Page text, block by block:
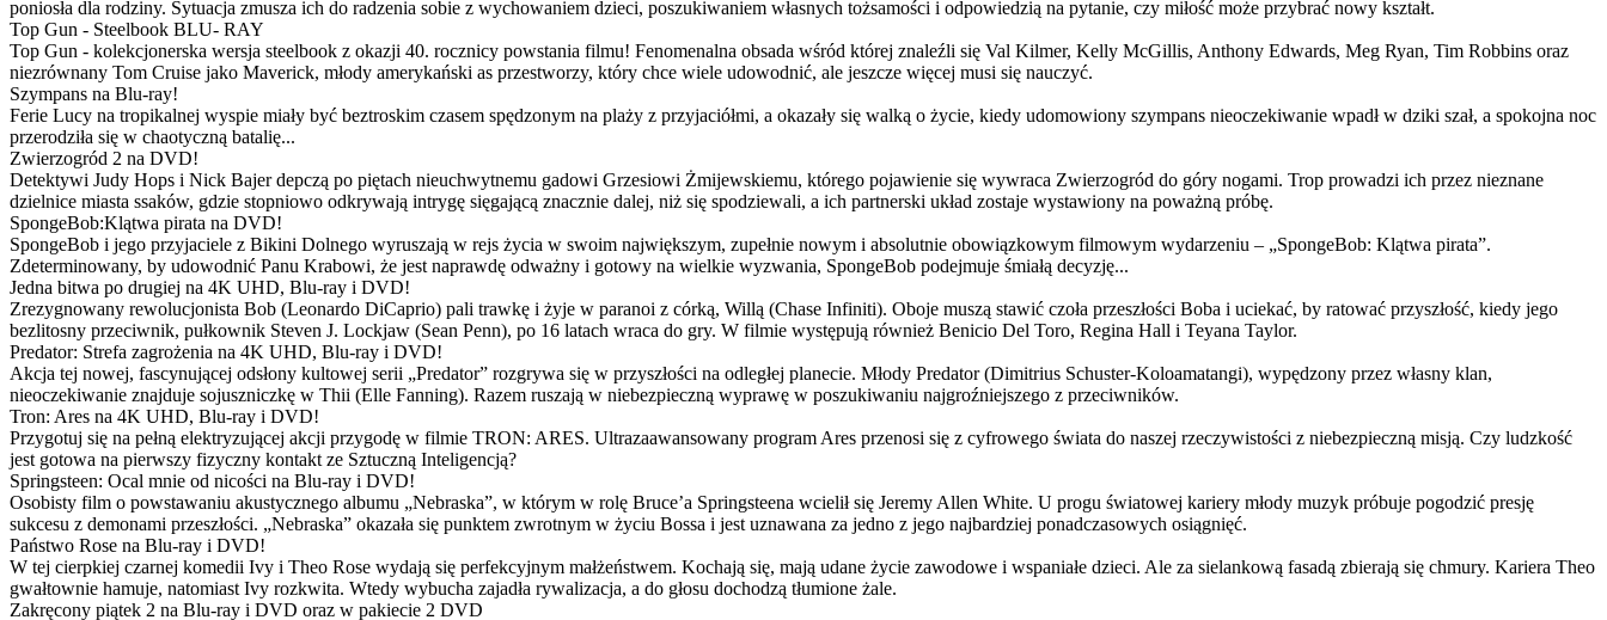
poniosła dla rodziny. Sytuacja zmusza ich do radzenia sobie z wychowaniem dzieci, poszukiwaniem własnych tożsamości i odpowiedzią na pytanie, czy miłość może przybrać nowy kształt.
Top Gun - Steelbook BLU- RAY
Top Gun - kolekcjonerska wersja steelbook z okazji 40. rocznicy powstania filmu! Fenomenalna obsada wśród której znaleźli się Val Kilmer, Kelly McGillis, Anthony Edwards, Meg Ryan, Tim Robbins oraz
niezrównany Tom Cruise jako Maverick, młody amerykański as przestworzy, który chce wiele udowodnić, ale jeszcze więcej musi się nauczyć.
Szympans na Blu-ray!
Ferie Lucy na tropikalnej wyspie miały być beztroskim czasem spędzonym na plaży z przyjaciółmi, a okazały się walką o życie, kiedy udomowiony szympans nieoczekiwanie wpadł w dziki szał, a spokojna noc
przerodziła się w chaotyczną batalię...
Zwierzogród 2 na DVD!
Detektywi Judy Hops i Nick Bajer depczą po piętach nieuchwytnemu gadowi Grzesiowi Żmijewskiemu, którego pojawienie się wywraca Zwierzogród do góry nogami. Trop prowadzi ich przez nieznane
dzielnice miasta ssaków, gdzie stopniowo odkrywają intrygę sięgającą znacznie dalej, niż się spodziewali, a ich partnerski układ zostaje wystawiony na poważną próbę.
SpongeBob:Klątwa pirata na DVD!
SpongeBob i jego przyjaciele z Bikini Dolnego wyruszają w rejs życia w swoim największym, zupełnie nowym i absolutnie obowiązkowym filmowym wydarzeniu – „SpongeBob: Klątwa pirata”.
Zdeterminowany, by udowodnić Panu Krabowi, że jest naprawdę odważny i gotowy na wielkie wyzwania, SpongeBob podejmuje śmiałą decyzję...
Jedna bitwa po drugiej na 4K UHD, Blu-ray i DVD!
Zrezygnowany rewolucjonista Bob (Leonardo DiCaprio) pali trawkę i żyje w paranoi z córką, Willą (Chase Infiniti). Oboje muszą stawić czoła przeszłości Boba i uciekać, by ratować przyszłość, kiedy jego
bezlitosny przeciwnik, pułkownik Steven J. Lockjaw (Sean Penn), po 16 latach wraca do gry. W filmie występują również Benicio Del Toro, Regina Hall i Teyana Taylor.
Predator: Strefa zagrożenia na 4K UHD, Blu-ray i DVD!
Akcja tej nowej, fascynującej odsłony kultowej serii „Predator” rozgrywa się w przyszłości na odległej planecie. Młody Predator (Dimitrius Schuster-Koloamatangi), wypędzony przez własny klan,
nieoczekiwanie znajduje sojuszniczkę w Thii (Elle Fanning). Razem ruszają w niebezpieczną wyprawę w poszukiwaniu najgroźniejszego z przeciwników.
Tron: Ares na 4K UHD, Blu-ray i DVD!
Przygotuj się na pełną elektryzującej akcji przygodę w filmie TRON: ARES. Ultrazaawansowany program Ares przenosi się z cyfrowego świata do naszej rzeczywistości z niebezpieczną misją. Czy ludzkość
jest gotowa na pierwszy fizyczny kontakt ze Sztuczną Inteligencją?
Springsteen: Ocal mnie od nicości na Blu-ray i DVD!
Osobisty film o powstawaniu akustycznego albumu „Nebraska”, w którym w rolę Bruce’a Springsteena wcielił się Jeremy Allen White. U progu światowej kariery młody muzyk próbuje pogodzić presję
sukcesu z demonami przeszłości. „Nebraska” okazała się punktem zwrotnym w życiu Bossa i jest uznawana za jedno z jego najbardziej ponadczasowych osiągnięć.
Państwo Rose na Blu-ray i DVD!
W tej cierpkiej czarnej komedii Ivy i Theo Rose wydają się perfekcyjnym małżeństwem. Kochają się, mają udane życie zawodowe i wspaniałe dzieci. Ale za sielankową fasadą zbierają się chmury. Kariera Theo
gwałtownie hamuje, natomiast Ivy rozkwita. Wtedy wybucha zajadła rywalizacja, a do głosu dochodzą tłumione żale.
Zakręcony piątek 2 na Blu-ray i DVD oraz w pakiecie 2 DVD